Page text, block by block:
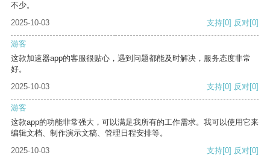
不少。
2025-10-03
支持[0] 反对[0]
游客
这款加速器app的客服很贴心，遇到问题都能及时解决，服务态度非常
好。
2025-10-03
支持[0] 反对[0]
游客
这款app的功能非常强大，可以满足我所有的工作需求。我可以使用它来
编辑文档、制作演示文稿、管理日程安排等。
2025-10-03
支持[0] 反对[0]